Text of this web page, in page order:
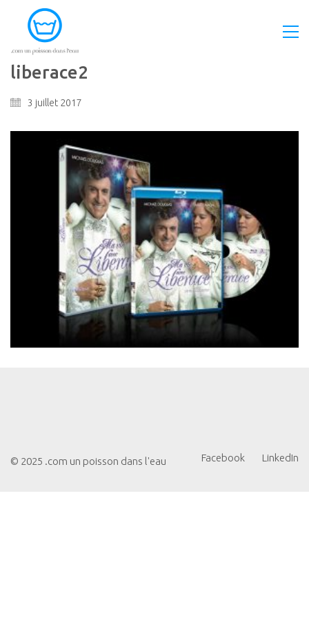
liberace2
3 juillet 2017
Facebook LinkedIn
© 2025 .com un poisson dans l'eau